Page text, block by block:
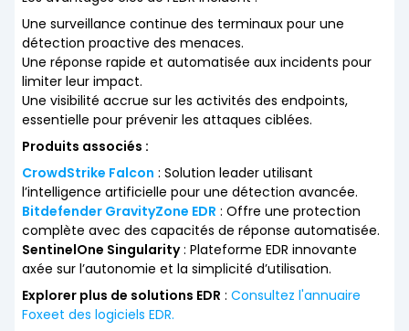
Une surveillance continue des terminaux pour une
détection proactive des menaces.
Une réponse rapide et automatisée aux incidents pour
limiter leur impact.
Une visibilité accrue sur les activités des endpoints,
essentielle pour prévenir les attaques ciblées.
Produits associés :
CrowdStrike Falcon : Solution leader utilisant
l’intelligence artificielle pour une détection avancée.
Bitdefender GravityZone EDR : Offre une protection
complète avec des capacités de réponse automatisée.
SentinelOne Singularity: Plateforme EDR innovante
axée sur l’autonomie et la simplicité d’utilisation.
Explorer plus de solutions EDR : Consultez l'annuaire
Foxeet des logiciels EDR.